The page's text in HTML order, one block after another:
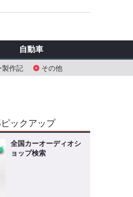
製作記 その他
自動車
ックアップ
全国カーオーディオシ
ョップ検索